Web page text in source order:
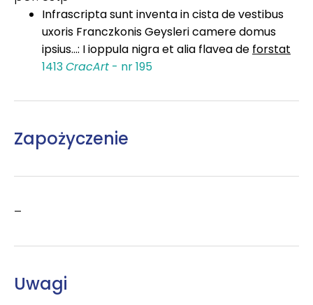
Infrascripta sunt inventa in cista de vestibus
uxoris Franczkonis Geysleri camere domus
ipsius...: I ioppula nigra et alia flavea de forstat
1413CracArt - nr 195
Zapożyczenie
–
Uwagi